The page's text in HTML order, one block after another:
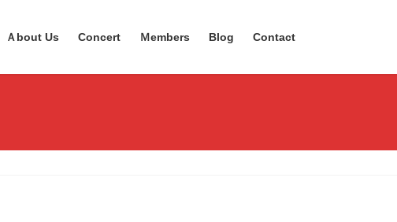
Ａbout Us Concert Ｍembers Blog Contact